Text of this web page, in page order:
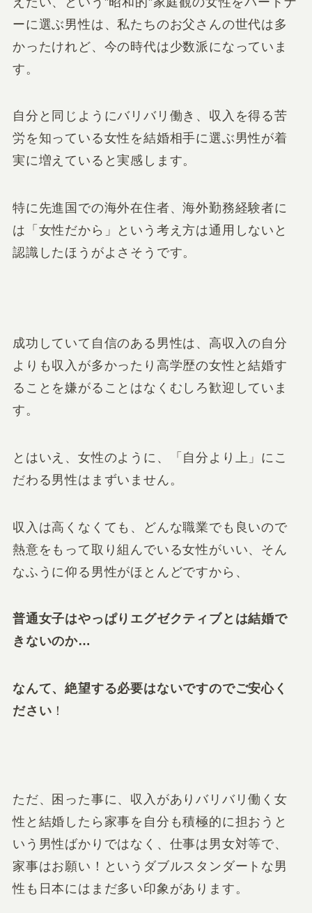
ーに選ぶ男性は、私たちのお父さんの世代は多
かったけれど、今の時代は少数派になっていま
す。
自分と同じようにバリバリ働き、収入を得る苦
労を知っている女性を結婚相手に選ぶ男性が着
実に増えていると実感します。
特に先進国での海外在住者、海外勤務経験者に
は「女性だから」という考え方は通用しないと
認識したほうがよさそうです。
成功していて自信のある男性は、高収入の自分
よりも収入が多かったり高学歴の女性と結婚す
ることを嫌がることはなくむしろ歓迎していま
す。
とはいえ、女性のように、「自分より上」にこ
だわる男性はまずいません。
収入は高くなくても、どんな職業でも良いので
熱意をもって取り組んでいる女性がいい、そん
なふうに仰る男性がほとんどですから、
普通女子はやっぱりエグゼクティブとは結婚で
きないのか…
なんて、絶望する必要はないですのでご安心く
ださい ！
ただ、困った事に、収入がありバリバリ働く女
性と結婚したら家事を自分も積極的に担おうと
いう男性ばかりではなく、 仕事は男女対等で、
家事はお願い！ というダブルスタンダートな男
性も日本にはまだ多い印象があります。